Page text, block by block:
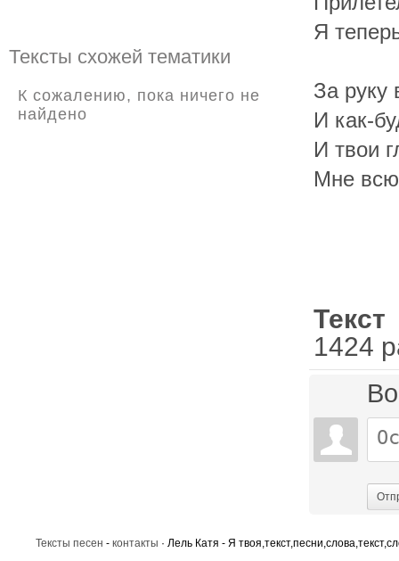
Я
За руку
И как-
И твои
Мне
1424
Тексты схожей тематики
К сожалению, пока ничего не
найдено
Тексты песен - контакты · Лель Катя - Я